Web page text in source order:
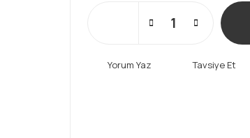
Yorum Yaz Tavsiye Et